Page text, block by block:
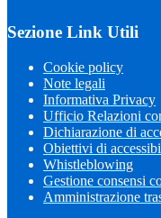
Sezione Link Utili
Cookie policy
Note legali
Informativa Privacy
Ufficio Relazioni
Dichiarazione di
Obiettivi di
Whistleblowing
Gestione consensi
Amministrazione